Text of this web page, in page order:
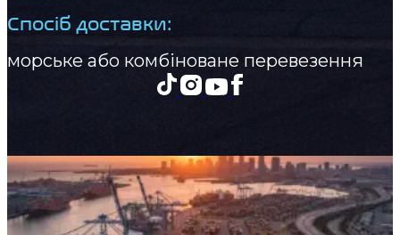
Спосіб доставки:
морське або комбіноване перевезення